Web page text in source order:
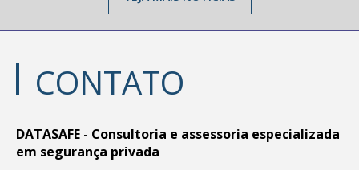
CONTATO
DATASAFE - Consultoria e assessoria especializada
em segurança privada